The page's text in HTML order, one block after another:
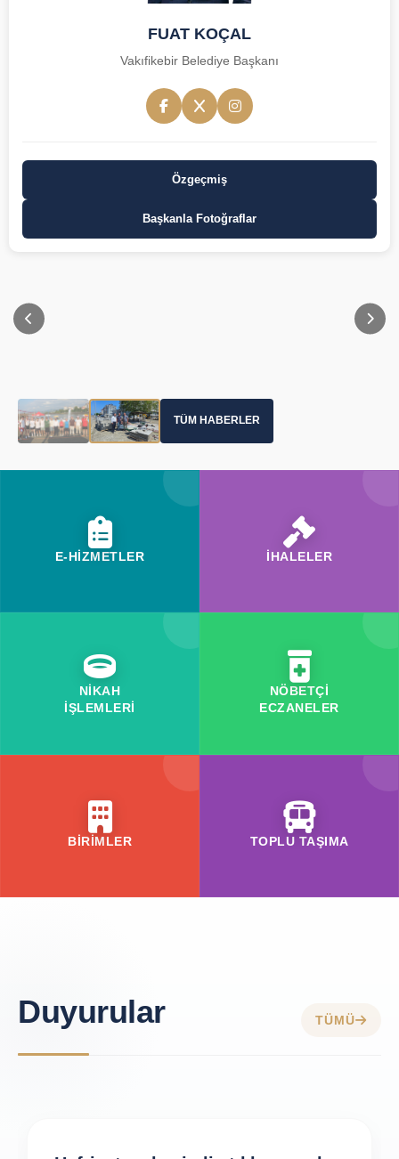
FUAT KOÇAL
Vakıfikebir Belediye Başkanı
Özgeçmiş
Başkanla Fotoğraflar
TÜM HABERLER
E-HİZMETLER İHALELER
NİKAH
İŞLEMLERİ
NÖBETÇİ
ECZANELER
BİRİMLER TOPLU TAŞIMA
Duyurular TÜMÜ